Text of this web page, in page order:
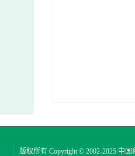
版权所有 Copyright © 2002-2025 中国